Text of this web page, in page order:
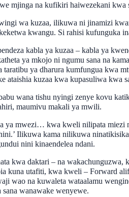
mjinga na kufikiri haiwezekani kwa
wa kuzaa, ilikuwa ni jinamizi
kwangu. Si rahisi kufunguka
kabla ya kuzaa – kabla ya
ya mkojo ni ngumu sana na
ya dharura kumfungua kwa
kuzaa kwa kupasuliwa kwa
wana tishu nyingi zenye kovu
maumivu makali ya mwili.
ya mwezi… kwa kweli nilipata miezi
Ilikuwa kama nilikuwa
nini kinaendelea ndani.
kwa daktari – na wakachunguzwa,
utafiti, kwa kweli – Forward
wao na kuwaleta wataalamu
sana wanawake wenyewe.